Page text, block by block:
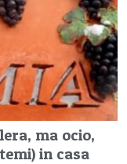
ma ocio,
in casa